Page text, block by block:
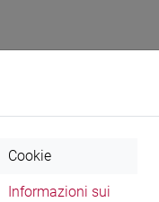
Cookie
Informazioni sui